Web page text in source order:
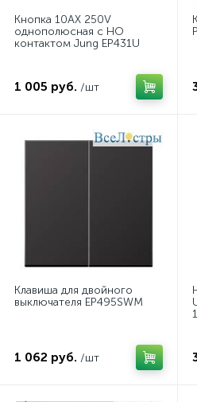
Кнопка 10AX 250V
однополюсная с НО
контактом Jung EP431U
1 005 руб. /шт
Клавиша для двойного
выключателя EP495SWM
1 062 руб. /шт